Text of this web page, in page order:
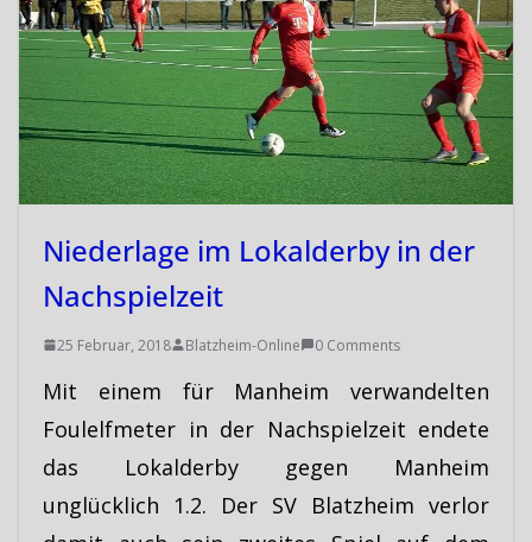
Niederlage im Lokalderby in der
Nachspielzeit
25 Februar, 2018 Blatzheim-Online 0 Comments
Mit einem für Manheim verwandelten
Foulelfmeter in der Nachspielzeit endete
das Lokalderby gegen Manheim
unglücklich 1.2. Der SV Blatzheim verlor